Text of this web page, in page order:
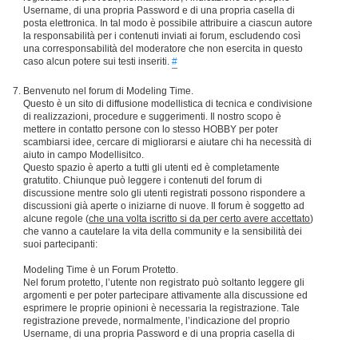
Username, di una propria Password e di una propria casella di
posta elettronica. In tal modo è possibile attribuire a ciascun autore
la responsabilità per i contenuti inviati ai forum, escludendo così
una corresponsabilità del moderatore che non esercita in questo
caso alcun potere sui testi inseriti. #
Benvenuto nel forum di Modeling Time.
Questo è un sito di diffusione modellistica di tecnica e condivisione
di realizzazioni, procedure e suggerimenti. Il nostro scopo è
mettere in contatto persone con lo stesso HOBBY per poter
scambiarsi idee, cercare di migliorarsi e aiutare chi ha necessità di
aiuto in campo Modellisitco.
Questo spazio è aperto a tutti gli utenti ed è completamente
gratutito. Chiunque può leggere i contenuti del forum di
discussione mentre solo gli utenti registrati possono rispondere a
discussioni già aperte o iniziarne di nuove. Il forum è soggetto ad
alcune regole (che una volta iscritto si da per certo avere accettato)
che vanno a cautelare la vita della community e la sensibilità dei
suoi partecipanti:
Modeling Time è un Forum Protetto.
Nel forum protetto, l’utente non registrato può soltanto leggere gli
argomenti e per poter partecipare attivamente alla discussione ed
esprimere le proprie opinioni è necessaria la registrazione. Tale
registrazione prevede, normalmente, l’indicazione del proprio
Username, di una propria Password e di una propria casella di